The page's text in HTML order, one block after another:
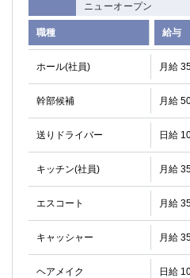
ニューオープン
職種 給与
ホール(社員) 月給
幹部候補 月給
送りドライバー 日給
キッチン(社員) 月給
エスコート 月給
キャッシャー 月給
ヘアメイク 日給